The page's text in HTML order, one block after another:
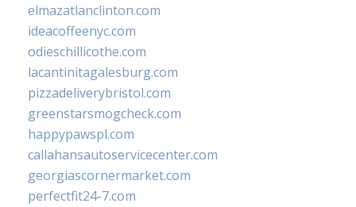
elmazatlanclinton.com
ideacoffeenyc.com
odieschillicothe.com
lacantinitagalesburg.com
pizzadeliverybristol.com
greenstarsmogcheck.com
happypawspl.com
callahansautoservicecenter.com
georgiascornermarket.com
perfectfit24-7.com